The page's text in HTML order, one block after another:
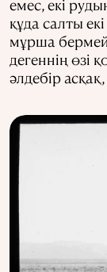
емес, екі
құда салты
мұрша
дегеннің өзі
әлдебір